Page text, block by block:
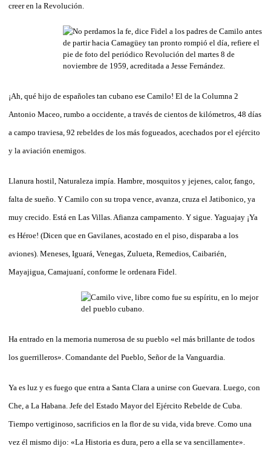
creer en la Revolución.
¡Ah, qué hijo de españoles tan cubano ese Camilo! El de la Columna 2
Antonio Maceo, rumbo a occidente, a través de cientos de kilómetros, 48 días
a campo traviesa, 92 rebeldes de los más fogueados, acechados por el ejército
y la aviación enemigos.
Llanura hostil, Naturaleza impía. Hambre, mosquitos y jejenes, calor, fango,
falta de sueño. Y Camilo con su tropa vence, avanza, cruza el Jatibonico, ya
muy crecido. Está en Las Villas. Afianza campamento. Y sigue. Yaguajay ¡Ya
es Héroe! (Dicen que en Gavilanes, acostado en el piso, disparaba a los
aviones). Meneses, Iguará, Venegas, Zulueta, Remedios, Caibarién,
Mayajigua, Camajuaní, conforme le ordenara Fidel.
Ha entrado en la memoria numerosa de su pueblo «el más brillante de todos
los guerrilleros». Comandante del Pueblo, Señor de la Vanguardia.
Ya es luz y es fuego que entra a Santa Clara a unirse con Guevara. Luego, con
Che, a La Habana. Jefe del Estado Mayor del Ejército Rebelde de Cuba.
Tiempo vertiginoso, sacrificios en la flor de su vida, vida breve. Como una
vez él mismo dijo: «La Historia es dura, pero a ella se va sencillamente».